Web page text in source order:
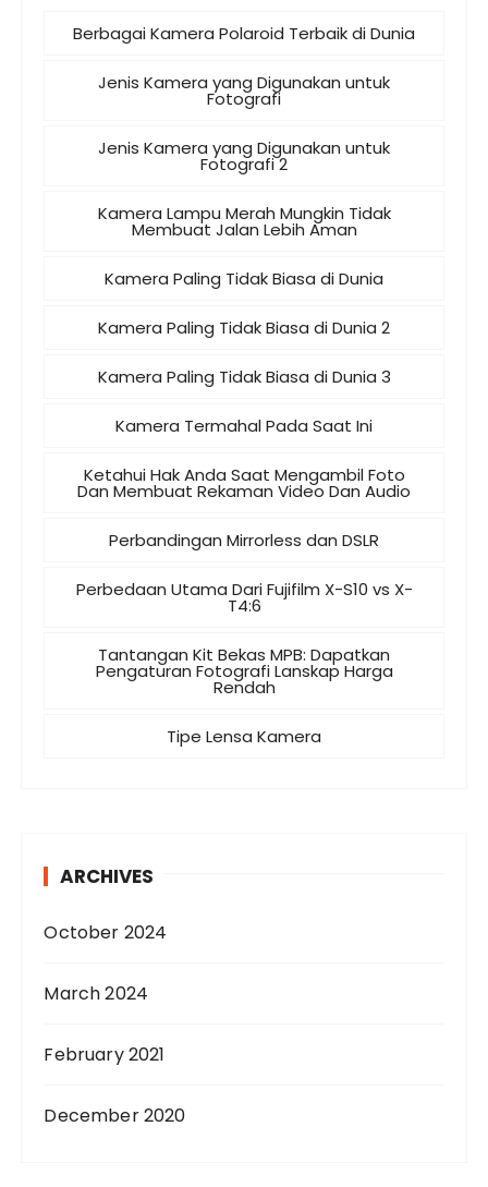
Berbagai Kamera Polaroid Terbaik di Dunia
Jenis Kamera yang Digunakan untuk
Fotografi
Jenis Kamera yang Digunakan untuk
Fotografi 2
Kamera Lampu Merah Mungkin Tidak
Membuat Jalan Lebih Aman
Kamera Paling Tidak Biasa di Dunia
Kamera Paling Tidak Biasa di Dunia 2
Kamera Paling Tidak Biasa di Dunia 3
Kamera Termahal Pada Saat Ini
Ketahui Hak Anda Saat Mengambil Foto
Dan Membuat Rekaman Video Dan Audio
Perbandingan Mirrorless dan DSLR
Perbedaan Utama Dari Fujifilm X-S10 vs X-
T4:6
Tantangan Kit Bekas MPB: Dapatkan
Pengaturan Fotografi Lanskap Harga
Rendah
Tipe Lensa Kamera
ARCHIVES
October 2024
March 2024
February 2021
December 2020